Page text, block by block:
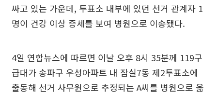
싸고 있는 가운데, 투표소 내부에 있던 선거 관계자 1
명이 건강 이상 증세를 보여 병원으로 이송됐다.
4일 연합뉴스에 따르면 이날 오후 8시 35분께 119구
급대가 송파구 우성아파트 내 잠실7동 제2투표소에
출동해 선거 사무원으로 추정되는 A씨를 병원으로 옮